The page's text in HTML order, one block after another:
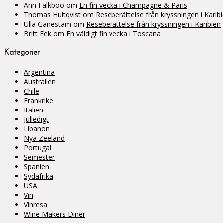
Ann Falkboo om En fin vecka i Champagne & Paris
Thomas Hultqvist om Reseberättelse från kryssningen i
Ulla Ganestam om Reseberättelse från kryssningen i Karibien
Britt Eek om En väldigt fin vecka i Toscana
Kategorier
Argentina
Australien
Chile
Frankrike
Italien
Julledigt
Libanon
Nya Zeeland
Portugal
Semester
Spanien
Sydafrika
USA
Vin
Vinresa
Wine Makers Diner